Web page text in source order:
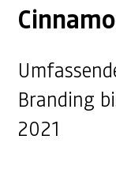
Branding
2021